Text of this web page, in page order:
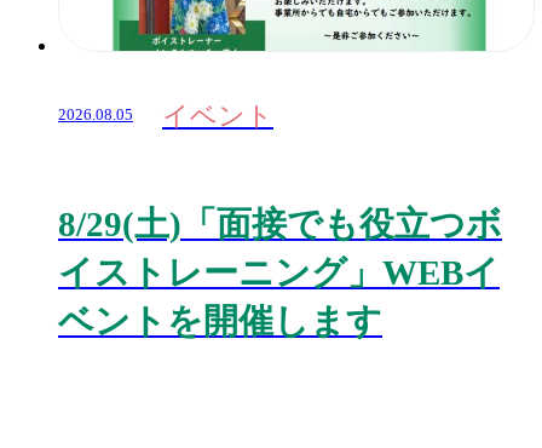
2026.08.05 イベント
8/29(土)「面接でも役立つボ
イストレーニング」WEBイ
ベントを開催します